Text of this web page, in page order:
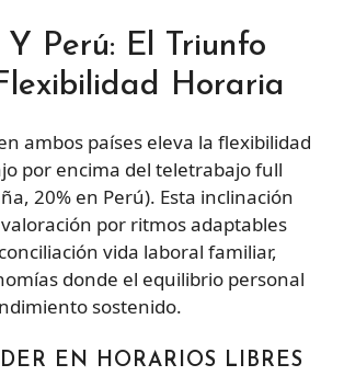
Perú: El Triunfo
Horaria
ambos países eleva la flexibilidad
por encima del teletrabajo full
20% en Perú). Esta inclinación
por ritmos adaptables
vida laboral familiar,
donde el equilibrio personal
sostenido.
EN HORARIOS LIBRES